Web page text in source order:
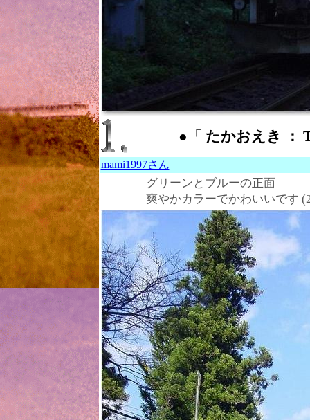
●「 たかおえき ：
mami1997さん
グリーンとブルーの正面
爽やかカラーでかわいいです